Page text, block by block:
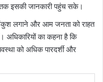
इसकी जानकारी पहुंच सके।
लगाने और आम जनता को राहत
अधिकारियों का कहना है कि
को अधिक पारदर्शी और